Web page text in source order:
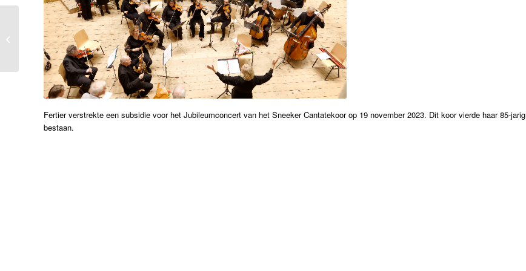
Fertier verstrekte een subsidie voor het Jubileumconcert van het Sneeker Cantatekoor op 19 november 2023. Dit koor vierde haar 85-jarig
bestaan.
PINGFEST 2023 in
Pingjum.